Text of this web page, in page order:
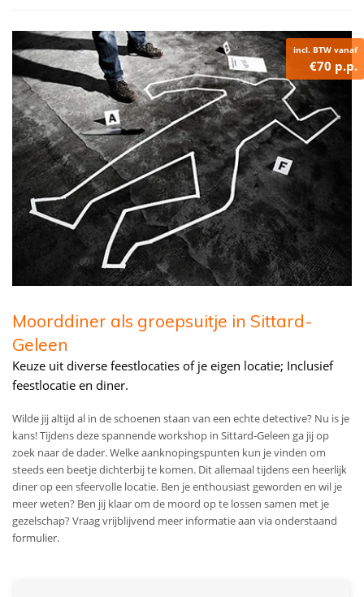
incl. BTW vanaf
€70 p.p.
Moorddiner als groepsuitje in Sittard-
Geleen
Keuze uit diverse feestlocaties of je eigen locatie; Inclusief
feestlocatie en diner.
Wilde jij altijd al in de schoenen staan van een echte detective? Nu is je
kans! Tijdens deze spannende workshop in Sittard-Geleen ga jij op
zoek naar de dader. Welke aanknopingspunten kun je vinden om
steeds een beetje dichterbij te komen. Dit allemaal tijdens een heerlijk
diner op een sfeervolle locatie. Ben je enthousiast geworden en wil je
meer weten? Ben jij klaar om de moord op te lossen samen met je
gezelschap? Vraag vrijblijvend meer informatie aan via onderstaand
formulier.